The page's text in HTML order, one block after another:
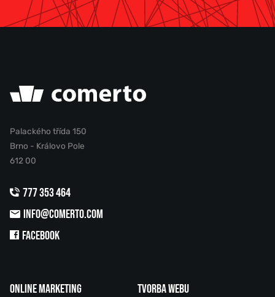
Palackého třída 150
Brno - Královo Pole
612 00
777 353 464
INFO@COMERTO.COM
FACEBOOK
ONLINE MARKETING TVORBA WEBU